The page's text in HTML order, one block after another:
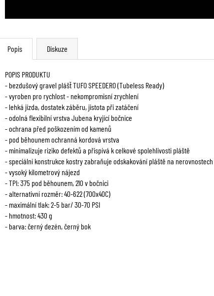
Popis Diskuze
POPIS PRODUKTU
- bezdušový gravel plášť TUFO SPEEDERO (Tubeless Ready)
- vyroben pro rychlost - nekompromisní zrychlení
- lehká jízda, dostatek záběru, jistota při zatáčení
- odolná flexibilní vrstva Jubena kryjící bočnice
- ochrana před poškozením od kamenů
- pod běhounem ochranná kordová vrstva
- minimalizuje riziko defektů a přispívá k celkové spolehlivosti pláště
- speciální konstrukce kostry zabraňuje odskakování pláště na nerovnostech
- vysoký kilometrový nájezd
- TPI: 375 pod běhounem, 210 v bočnici
- alternativní rozměr: 40-622 (700x40C)
- maximální tlak: 2-5 bar/ 30-70 PSI
- hmotnost: 430 g
- barva: černý dezén, černý bok